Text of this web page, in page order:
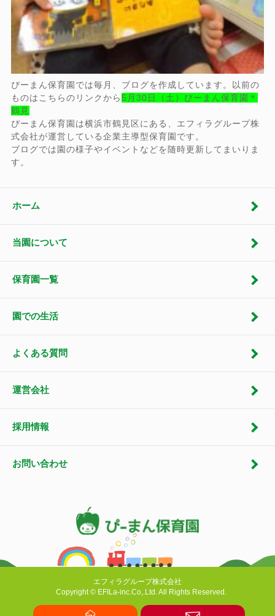
ぴーまん保育園では毎月、ブログを作成しています。以前の
ものはこちらのリンクから 5月30日（土）ぴーまん保育園＊
鶴見
ぴーまん保育園は横浜市鶴見区にある、エフィラグループ株
式会社が運営している企業主導型保育園です。
ブログでは園の様子やイベントなどを随時更新してまいりま
す。
ホーム
当園について
保育園一覧
園での生活
よくある質問
運営会社
採用情報
お問い合わせ
エフィラグループ株式会社
Copyright © EFILa-inc.Co,.Ltd. All Rights Reserved.